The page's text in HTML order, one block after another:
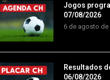
Jogos
07/08/2026
6 de agosto de
Resultados
06/08/2026